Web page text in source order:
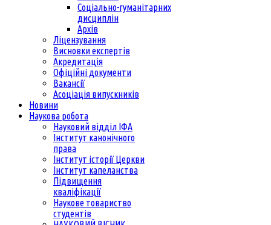
Соціально-гуманітарних
дисциплін
Архів
Ліцензування
Висновки експертів
Акредитація
Офіційні документи
Вакансії
Асоціація випускників
Новини
Наукова робота
Науковий відділ ІФА
Інститут канонічного
права
Інститут історії Церкви
Інститут капеланства
Підвищення
кваліфікації
Наукове товариство
студентів